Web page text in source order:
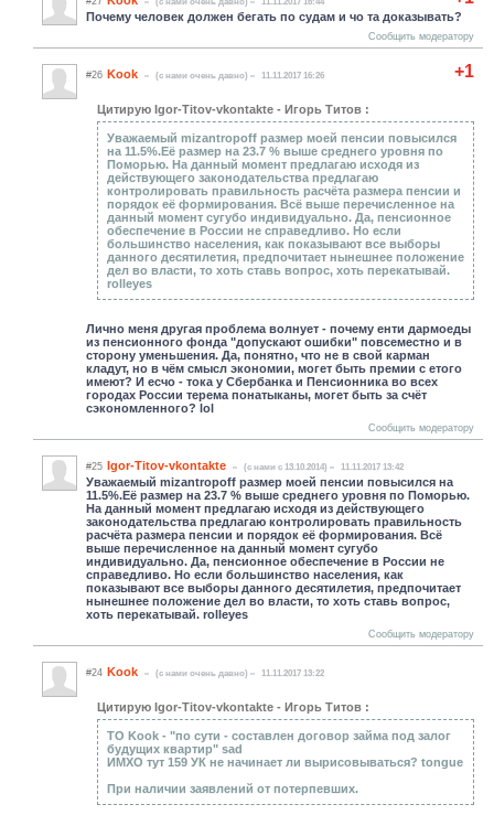
(c нами очень давно) 11.11.2017 16:44
Почему человек должен бегать по судам и чо та доказывать?
Сообщить модератору
+1
#26 Kook (c нами очень давно) 11.11.2017 16:26
Цитирую Igor-Titov-vkontakte - Игорь Титов :
Уважаемый mizantropoff размер моей пенсии повысился
на 11.5%.Её размер на 23.7 % выше среднего уровня по
Поморью. На данный момент предлагаю исходя из
действующего законодательства предлагаю
контролировать правильность расчёта размера пенсии и
порядок её формирования. Всё выше перечисленное на
данный момент сугубо индивидуально. Да, пенсионное
обеспечение в России не справедливо. Но если
большинство населения, как показывают все выборы
данного десятилетия, предпочитает нынешнее положение
дел во власти, то хоть ставь вопрос, хоть перекатывай.
rolleyes
Лично меня другая проблема волнует - почему енти дармоеды
из пенсионного фонда "допускают ошибки" повсеместно и в
сторону уменьшения. Да, понятно, что не в свой карман
кладут, но в чём смысл экономии, могет быть премии с етого
имеют? И есчо - тока у Сбербанка и Пенсионника во всех
городах России терема понатыканы, могет быть за счёт
сэкономленного? lol
Сообщить модератору
#25 Igor-Titov-vkontakte (c нами с 13.10.2014) 11.11.2017 13:42
Уважаемый mizantropoff размер моей пенсии повысился на
11.5%.Её размер на 23.7 % выше среднего уровня по Поморью.
На данный момент предлагаю исходя из действующего
законодательства предлагаю контролировать правильность
расчёта размера пенсии и порядок её формирования. Всё
выше перечисленное на данный момент сугубо
индивидуально. Да, пенсионное обеспечение в России не
справедливо. Но если большинство населения, как
показывают все выборы данного десятилетия, предпочитает
нынешнее положение дел во власти, то хоть ставь вопрос,
хоть перекатывай. rolleyes
Сообщить модератору
#24 Kook (c нами очень давно) 11.11.2017 13:22
Цитирую Igor-Titov-vkontakte - Игорь Титов :
ТО Kook - "по сути - составлен договор займа под залог
будущих квартир" sad
ИМХО тут 159 УК не начинает ли вырисовываться? tongue
При наличии заявлений от потерпевших.